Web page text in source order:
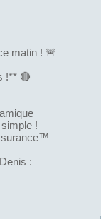
matin ! 🚨
!** 🔴
!
: